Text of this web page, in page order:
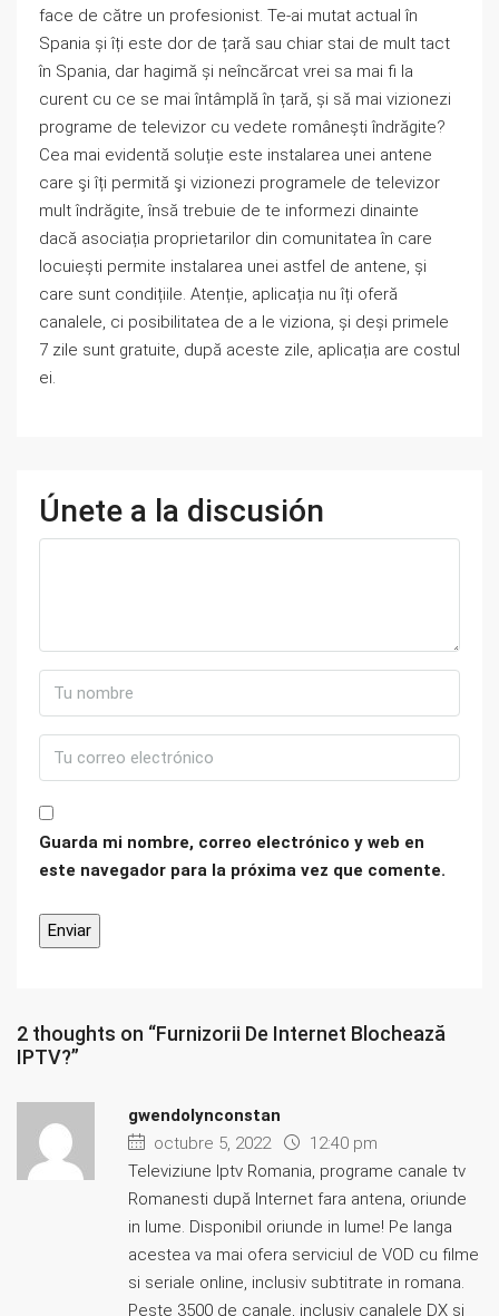
face de către un profesionist. Te-ai mutat actual în
Spania și îți este dor de țară sau chiar stai de mult tact
în Spania, dar hagimă și neîncărcat vrei sa mai fi la
curent cu ce se mai întâmplă în țară, și să mai vizionezi
programe de televizor cu vedete românești îndrăgite?
Cea mai evidentă soluție este instalarea unei antene
care şi îți permită şi vizionezi programele de televizor
mult îndrăgite, însă trebuie de te informezi dinainte
dacă asociația proprietarilor din comunitatea în care
locuiești permite instalarea unei astfel de antene, și
care sunt condițiile. Atenție, aplicația nu îți oferă
canalele, ci posibilitatea de a le viziona, și deși primele
7 zile sunt gratuite, după aceste zile, aplicația are costul
ei.
Únete a la discusión
Guarda mi nombre, correo electrónico y web en
este navegador para la próxima vez que comente.
2 thoughts on “Furnizorii De Internet Blochează
IPTV?”
gwendolynconstan
octubre 5, 2022
12:40 pm
Televiziune Iptv Romania, programe canale tv
Romanesti după Internet fara antena, oriunde
in lume. Disponibil oriunde in lume! Pe langa
acestea va mai ofera serviciul de VOD cu filme
si seriale online, inclusiv subtitrate in romana.
Peste 3500 de canale, inclusiv canalele DX și